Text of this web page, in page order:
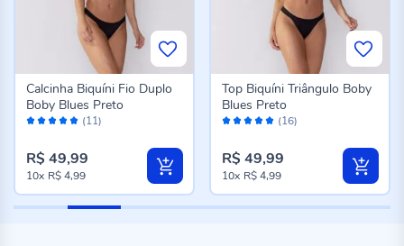
Avaliação: (11)
Calcinha Biquíni Fio Duplo
Boby Blues Preto
R$ 49,99
10x R$ 4,99
Avaliação: (16)
Top Biquíni Triângulo Boby
Blues Preto
R$ 49,99
10x R$ 4,99